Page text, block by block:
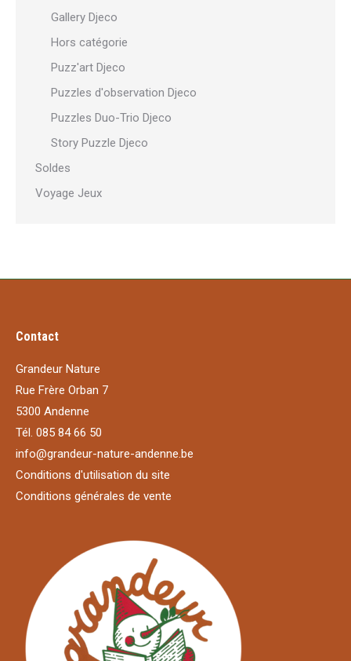
Gallery Djeco
Hors catégorie
Puzz'art Djeco
Puzzles d'observation Djeco
Puzzles Duo-Trio Djeco
Story Puzzle Djeco
Soldes
Voyage Jeux
Contact
Grandeur Nature
Rue Frère Orban 7
5300 Andenne
Tél. 085 84 66 50
info@grandeur-nature-andenne.be
Conditions d'utilisation du site
Conditions générales de vente